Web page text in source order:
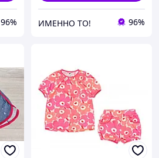
96% ИМЕННО ТО! 96%